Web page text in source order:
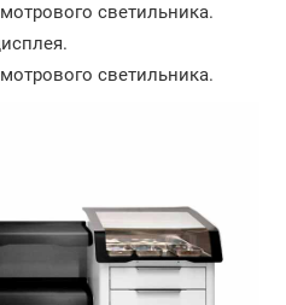
светильника.
светильника.